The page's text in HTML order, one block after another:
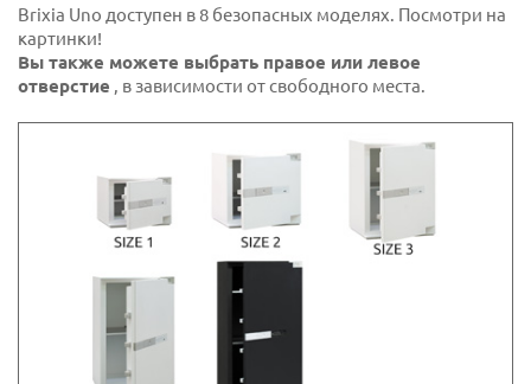
Brixia Uno доступен в 8 безопасных моделях. Посмотри на
картинки!
Вы также можете выбрать правое или левое
отверстие , в зависимости от свободного места.